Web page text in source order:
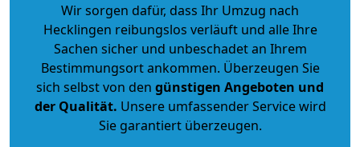
Wir sorgen dafür, dass Ihr Umzug nach
Hecklingen reibungslos verläuft und alle Ihre
Sachen sicher und unbeschadet an Ihrem
Bestimmungsort ankommen. Überzeugen Sie
sich selbst von den günstigen Angeboten und
der Qualität. Unsere umfassender Service wird
Sie garantiert überzeugen.